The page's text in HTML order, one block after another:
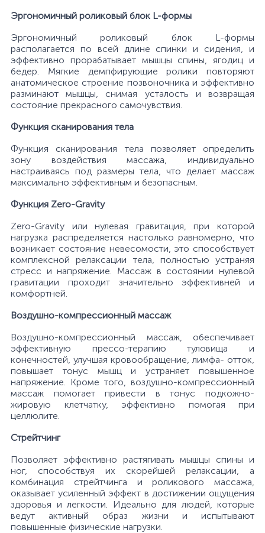
Эргономичный роликовый блок L-формы
Эргономичный роликовый блок L-формы
располагается по всей длине спинки и сидения, и
эффективно прорабатывает мышцы спины, ягодиц и
бедер. Мягкие демпфирующие ролики повторяют
анатомическое строение позвоночника и эффективно
разминают мышцы, снимая усталость и возвращая
состояние прекрасного самочувствия.
Функция сканирования тела
Функция сканирования тела позволяет определить
зону воздействия массажа, индивидуально
настраиваясь под размеры тела, что делает массаж
максимально эффективным и безопасным.
Функция Zero-Gravity
Zero-Gravity или нулевая гравитация, при которой
нагрузка распределяется настолько равномерно, что
возникает состояние невесомости, это способствует
комплексной релаксации тела, полностью устраняя
стресс и напряжение. Массаж в состоянии нулевой
гравитации проходит значительно эффективней и
комфортней.
Воздушно-компрессионный массаж
Воздушно-компрессионный массаж, обеспечивает
эффективную прессо-терапию туловища и
конечностей, улучшая кровообращение, лимфа- отток,
повышает тонус мышц и устраняет повышенное
напряжение. Кроме того, воздушно-компрессионный
массаж помогает привести в тонус подкожно-
жировую клетчатку, эффективно помогая при
целлюлите.
Стрейтчинг
Позволяет эффективно растягивать мышцы спины и
ног, способствуя их скорейшей релаксации, а
комбинация стрейтчинга и роликового массажа,
оказывает усиленный эффект в достижении ощущения
здоровья и легкости. Идеально для людей, которые
ведут активный образ жизни и испытывают
повышенные физические нагрузки.